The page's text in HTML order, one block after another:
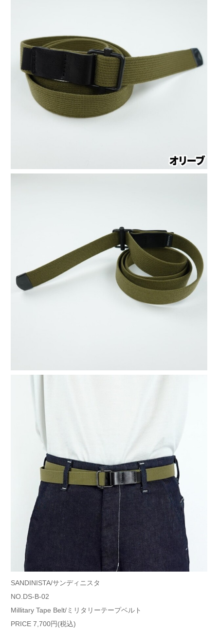
SANDINISTA/サンディニスタ
NO.DS-B-02
Millitary Tape Belt/ミリタリーテープベルト
PRICE 7,700円(税込)